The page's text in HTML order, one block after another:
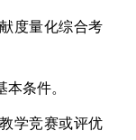
度量化综合考
条件。
学竞赛或评优